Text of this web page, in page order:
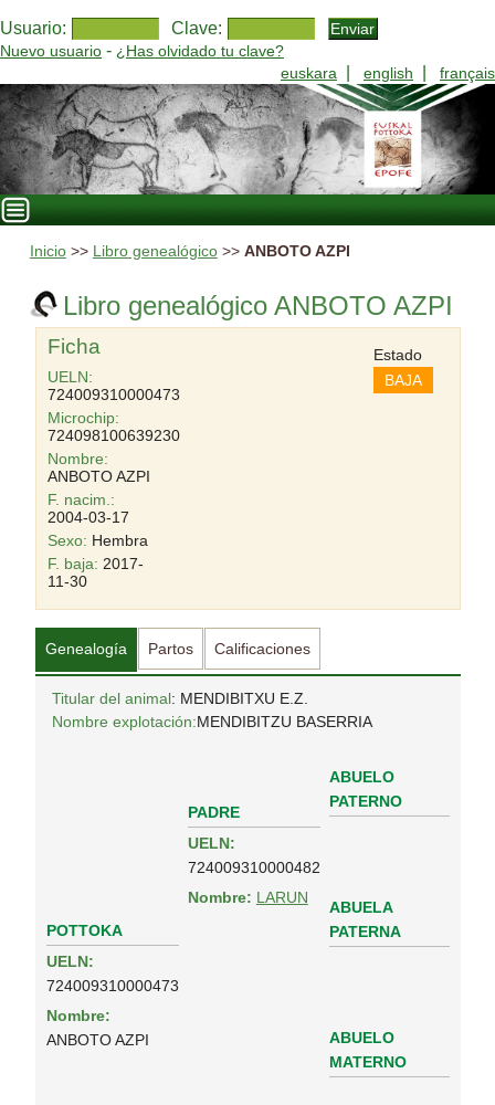
Usuario: Clave:
Nuevo usuario - ¿Has olvidado tu clave?
euskara
english français
Inicio>> Libro genealógico>> ANBOTO AZPI
Libro genealógico ANBOTO AZPI
Ficha
UELN:
724009310000473
Microchip:
724098100639230
Nombre:
ANBOTO AZPI
F. nacim.:
2004-03-17
Sexo: Hembra
Estado
BAJA
F. baja: 2017-
11-30
Genealogía Partos Calificaciones
Titular del animal: MENDIBITXU E.Z.
Nombre explotación:MENDIBITZU BASERRIA
POTTOKA
UELN:
724009310000473
Nombre:
ANBOTO AZPI
PADRE
UELN:
724009310000482
Nombre: LARUN
ABUELO
PATERNO
ABUELA
PATERNA
ABUELO
MATERNO